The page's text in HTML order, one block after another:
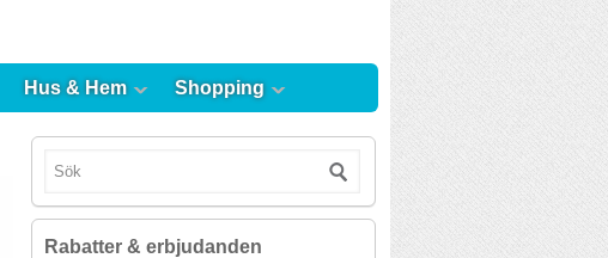
Hus & Hem Shopping
Rabatter & erbjudanden